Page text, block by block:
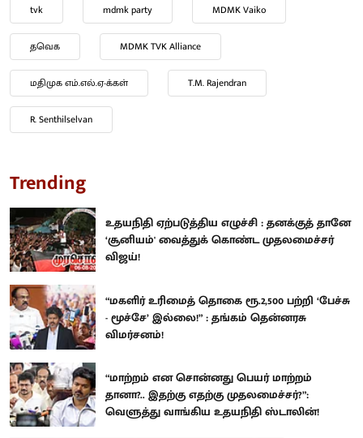
tvk mdmk party MDMK Vaiko
தவெக MDMK TVK Alliance
மதிமுக எம்.எல்.ஏ-க்கள் T.M. Rajendran
R. Senthilselvan
Trending
உதயநிதி ஏற்படுத்திய எழுச்சி : தனக்குத் தானே
‘சூனியம்' வைத்துக் கொண்ட முதலமைச்சர்
விஜய்!
“மகளிர் உரிமைத் தொகை ரூ.2,500 பற்றி ‘பேச்சு
- மூச்சே’ இல்லை!” : தங்கம் தென்னரசு
விமர்சனம்!
“மாற்றம் என சொன்னது பெயர் மாற்றம்
தானா?.. இதற்கு எதற்கு முதலமைச்சர்?”:
வெளுத்து வாங்கிய உதயநிதி ஸ்டாலின்!